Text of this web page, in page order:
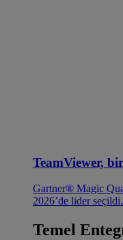
TeamViewer,
Gartner® Magic
2026’de lider seçildi.
Temel